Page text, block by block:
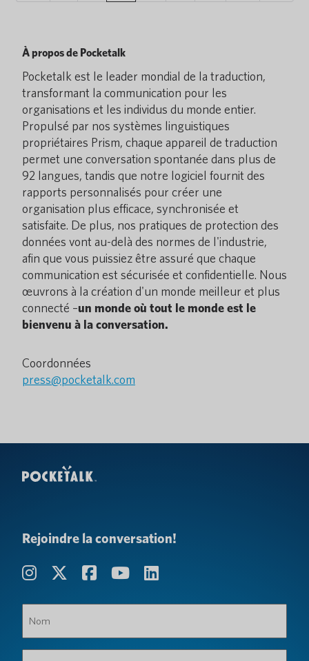
À propos de Pocketalk
Pocketalk est le leader mondial de la traduction,
transformant la communication pour les
organisations et les individus du monde entier.
Propulsé par nos systèmes linguistiques
propriétaires Prism, chaque appareil de traduction
permet une conversation spontanée dans plus de
92 langues, tandis que notre logiciel fournit des
rapports personnalisés pour créer une
organisation plus efficace, synchronisée et
satisfaite. De plus, nos pratiques de protection des
données vont au-delà des normes de l'industrie,
afin que vous puissiez être assuré que chaque
communication est sécurisée et confidentielle. Nous
œuvrons à la création d'un monde meilleur et plus
connecté –un monde où tout le monde est le
bienvenu à la conversation.
Coordonnées
press@pocketalk.com
Rejoindre la conversation!
(Obligatoire)